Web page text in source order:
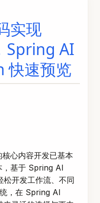
实现
Spring AI
快速预览
心内容开发已基本
，基于 Spring AI
开发工作流、不同
，在 Spring AI